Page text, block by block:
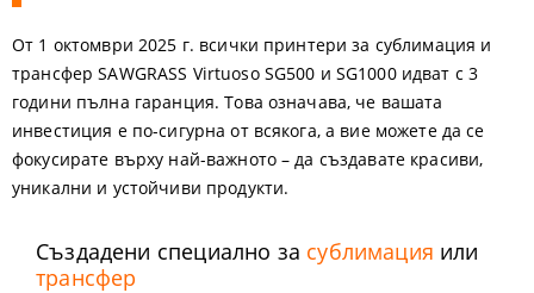
От 1 октомври 2025 г. всички принтери за сублимация и
трансфер SAWGRASS Virtuoso SG500 и SG1000 идват с 3
години пълна гаранция. Това означава, че вашата
инвестиция е по-сигурна от всякога, а вие можете да се
фокусирате върху най-важното – да създавате красиви,
уникални и устойчиви продукти.
Създадени специално за сублимация или
трансфер